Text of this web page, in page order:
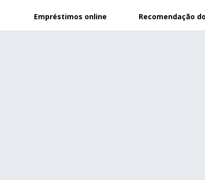
Empréstimos online Recomendação